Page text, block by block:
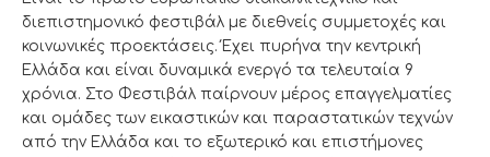
διεπιστημονικό φεστιβάλ με διεθνείς συμμετοχές και
κοινωνικές προεκτάσεις. Έχει πυρήνα την κεντρική
Ελλάδα και είναι δυναμικά ενεργό τα τελευταία 9
χρόνια. Στο Φεστιβάλ παίρνουν μέρος επαγγελματίες
και ομάδες των εικαστικών και παραστατικών τεχνών
από την Ελλάδα και το εξωτερικό και επιστήμονες